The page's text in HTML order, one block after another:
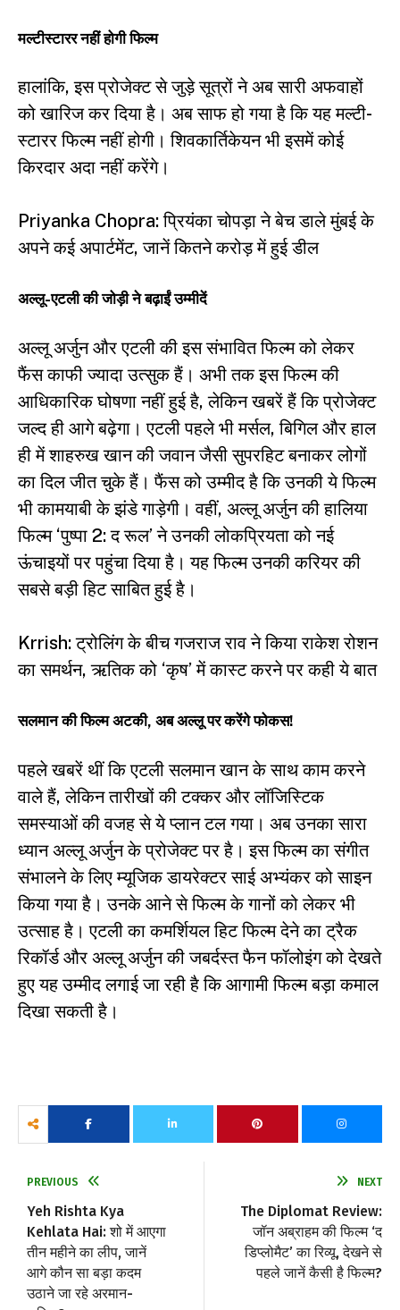
मल्टीस्टारर नहीं होगी फिल्म
हालांकि, इस प्रोजेक्ट से जुड़े सूत्रों ने अब सारी अफवाहों
को खारिज कर दिया है। अब साफ हो गया है कि यह मल्टी-
स्टारर फिल्म नहीं होगी। शिवकार्तिकेयन भी इसमें कोई
किरदार अदा नहीं करेंगे।
Priyanka Chopra: प्रियंका चोपड़ा ने बेच डाले मुंबई के
अपने कई अपार्टमेंट, जानें कितने करोड़ में हुई डील
अल्लू-एटली की जोड़ी ने बढ़ाईं उम्मीदें
अल्लू अर्जुन और एटली की इस संभावित फिल्म को लेकर
फैंस काफी ज्यादा उत्सुक हैं। अभी तक इस फिल्म की
आधिकारिक घोषणा नहीं हुई है, लेकिन खबरें हैं कि प्रोजेक्ट
जल्द ही आगे बढ़ेगा। एटली पहले भी मर्सल, बिगिल और हाल
ही में शाहरुख खान की जवान जैसी सुपरहिट बनाकर लोगों
का दिल जीत चुके हैं। फैंस को उम्मीद है कि उनकी ये फिल्म
भी कामयाबी के झंडे गाड़ेगी। वहीं, अल्लू अर्जुन की हालिया
फिल्म ‘पुष्पा 2: द रूल’ ने उनकी लोकप्रियता को नई
ऊंचाइयों पर पहुंचा दिया है। यह फिल्म उनकी करियर की
सबसे बड़ी हिट साबित हुई है।
Krrish: ट्रोलिंग के बीच गजराज राव ने किया राकेश रोशन
का समर्थन, ऋतिक को ‘कृष’ में कास्ट करने पर कही ये बात
सलमान की फिल्म अटकी, अब अल्लू पर करेंगे फोकस!
पहले खबरें थीं कि एटली सलमान खान के साथ काम करने
वाले हैं, लेकिन तारीखों की टक्कर और लॉजिस्टिक
समस्याओं की वजह से ये प्लान टल गया। अब उनका सारा
ध्यान अल्लू अर्जुन के प्रोजेक्ट पर है। इस फिल्म का संगीत
संभालने के लिए म्यूजिक डायरेक्टर साई अभ्यंकर को साइन
किया गया है। उनके आने से फिल्म के गानों को लेकर भी
उत्साह है। एटली का कमर्शियल हिट फिल्म देने का ट्रैक
रिकॉर्ड और अल्लू अर्जुन की जबर्दस्त फैन फॉलोइंग को देखते
हुए यह उम्मीद लगाई जा रही है कि आगामी फिल्म बड़ा कमाल
दिखा सकती है।
PREVIOUS
Yeh Rishta Kya
Kehlata Hai: शो में आएगा
तीन महीने का लीप, जानें
आगे कौन सा बड़ा कदम
उठाने जा रहे अरमान-
NEXT
The Diplomat Review:
जॉन अब्राहम की फिल्म ‘द
डिप्लोमैट’ का रिव्यू, देखने से
पहले जानें कैसी है फिल्म?